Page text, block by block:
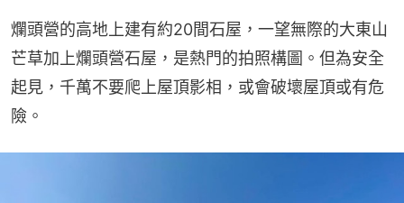
爛頭營的高地上建有約20間石屋，一望無際的大東山
芒草加上爛頭營石屋，是熱門的拍照構圖。但為安全
起見，千萬不要爬上屋頂影相，或會破壞屋頂或有危
險。